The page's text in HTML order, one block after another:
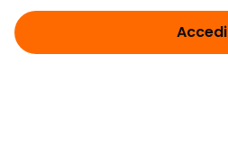
Accedi